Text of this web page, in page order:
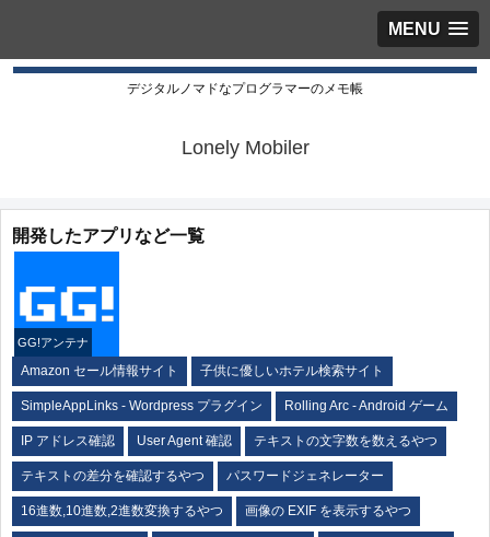
MENU
デジタルノマドなプログラマーのメモ帳
Lonely Mobiler
開発したアプリなど一覧
GG!アンテナ
Amazon セール情報サイト 子供に優しいホテル検索サイト
SimpleAppLinks - Wordpress プラグイン Rolling Arc - Android ゲーム
IP アドレス確認 User Agent 確認 テキストの文字数を数えるやつ
テキストの差分を確認するやつ パスワードジェネレーター
16進数,10進数,2進数変換するやつ 画像の EXIF を表示するやつ